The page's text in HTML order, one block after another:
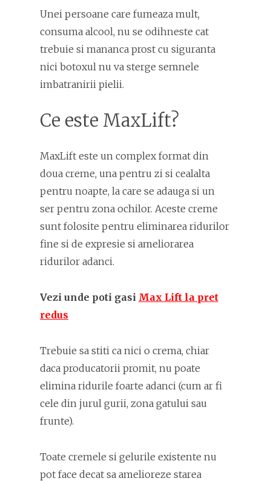
Unei persoane care fumeaza mult,
consuma alcool, nu se odihneste cat
trebuie si mananca prost cu siguranta
nici botoxul nu va sterge semnele
imbatranirii pielii.
Ce este MaxLift?
MaxLift este un complex format din
doua creme, una pentru zi si cealalta
pentru noapte, la care se adauga si un
ser pentru zona ochilor. Aceste creme
sunt folosite pentru eliminarea ridurilor
fine si de expresie si ameliorarea
ridurilor adanci.
Vezi unde poti gasi Max Lift la pret
redus
Trebuie sa stiti ca nici o crema, chiar
daca producatorii promit, nu poate
elimina ridurile foarte adanci (cum ar fi
cele din jurul gurii, zona gatului sau
frunte).
Toate cremele si gelurile existente nu
pot face decat sa amelioreze starea